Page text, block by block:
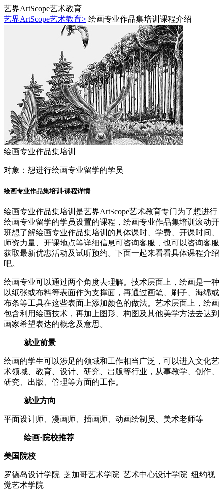
艺界ArtScope艺术教育
艺界ArtScope艺术教育> 绘画专业作品集培训课程介绍
绘画专业作品集培训
对象： 想进行绘画专业留学的学员
绘画专业作品集培训-课程详情
绘画专业作品集培训是艺界ArtScope艺术教育专门为了想进行
绘画专业留学的学员设置的课程，绘画专业作品集培训滚动开
班想了解绘画专业作品集培训的具体课时、学费、开课时间、
师资力量、开课地点等详细信息可咨询客服，也可以咨询客服
获取最新优惠活动及试听预约。下面一起来看看具体课程介绍
吧。
绘画专业可以通过两个角度去理解。技术层面上，绘画是一种
以纸张或布料等表面作为支撑面，再通过画笔、刷子、海绵或
布条等工具在这些表面上添加颜色的做法。艺术层面上，绘画
包含利用绘画技术，再加上图形、构图及其他美学方法去达到
画家希望表达的概念及意思。
就业前景
绘画的学生可以涉足的领域和工作相当广泛，可以进入文化艺
术领域、教育、设计、研究、出版等行业，从事教学、创作、
研究、出版、管理等方面的工作。
就业方向
平面设计师、漫画师、插画师、动画绘制员、美术老师等
绘画·院校推荐
美国院校
罗德岛设计学院 芝加哥艺术学院 艺术中心设计学院 纽约视
觉艺术学院